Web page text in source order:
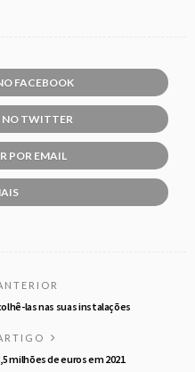
FACEBOOK
NO TWITTER
POR EMAIL
las nas suas instalações
milhões de euros em 2021